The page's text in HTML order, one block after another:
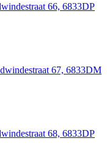
66, 6833DP
67, 6833DM
68, 6833DP